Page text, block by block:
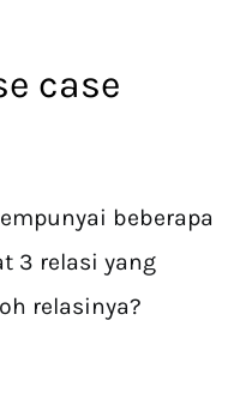
case
beberapa
3 relasi yang
relasinya?